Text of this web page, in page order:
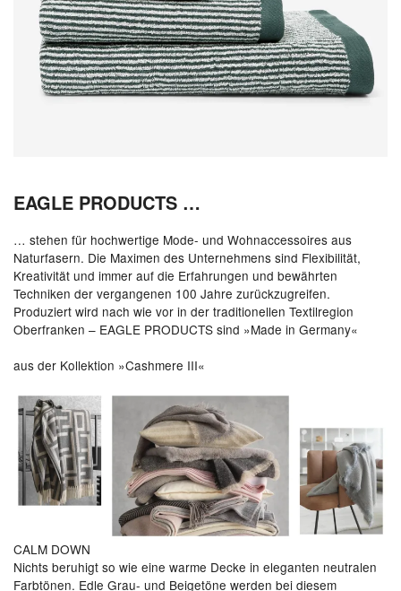
EAGLE PRODUCTS …
… stehen für hochwertige Mode- und Wohnaccessoires aus
Naturfasern. Die Maximen des Unternehmens sind Flexibilität,
Kreativität und immer auf die Erfahrungen und bewährten
Techniken der vergangenen 100 Jahre zurückzugreifen.
Produziert wird nach wie vor in der traditionellen Textilregion
Oberfranken – EAGLE PRODUCTS sind »Made in Germany«
aus der Kollektion »Cashmere III«
CALM DOWN
Nichts beruhigt so wie eine warme Decke in eleganten neutralen
Farbtönen. Edle Grau- und Beigetöne werden bei diesem